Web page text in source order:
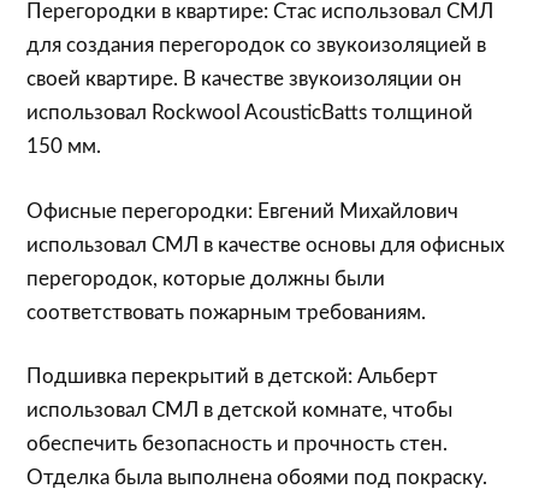
Перегородки в квартире: Стас использовал СМЛ
для создания перегородок со звукоизоляцией в
своей квартире. В качестве звукоизоляции он
использовал Rockwool AcousticBatts толщиной
150 мм.
Офисные перегородки: Евгений Михайлович
использовал СМЛ в качестве основы для офисных
перегородок, которые должны были
соответствовать пожарным требованиям.
Подшивка перекрытий в детской: Альберт
использовал СМЛ в детской комнате, чтобы
обеспечить безопасность и прочность стен.
Отделка была выполнена обоями под покраску.